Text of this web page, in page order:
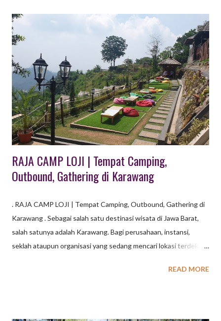
perusahaan karena pada momentum ini semua keluarga baik itu
karyawan, pasangan dan anak berkumpul menjadi satu untuk
berpartisipasi untuk kegiatan Family Gatheringini, untuk lebih
mengenal satu keluarga dengan keluarga lainnya, juga agar
perusahaan dapat lebih dekat lagi dengan keluarga dari para
karyawan maupun staff dari perusahaan tersebut, sekaligus
sebagai ungkapan terima kasih perusahaan kepada keluarga
staff atau karyawan atas dukungannya keluarga untuk tetap
bekerja...
RAJA CAMP LOJI | Tempat Camping,
Outbound, Gathering di Karawang
. RAJA CAMP LOJI | Tempat Camping, Outbound, Gathering di
Karawang . Sebagai salah satu destinasi wisata di Jawa Barat,
salah satunya adalah Karawang. Bagi perusahaan, instansi,
seklah ataupun organisasi yang sedang mencari lokasi terdekat
dijadikan opsi. Karawang memiliki beragam pilihan wisata, mulai
READ MORE